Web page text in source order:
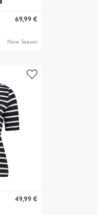
69,99 €
New Season
49,99 €